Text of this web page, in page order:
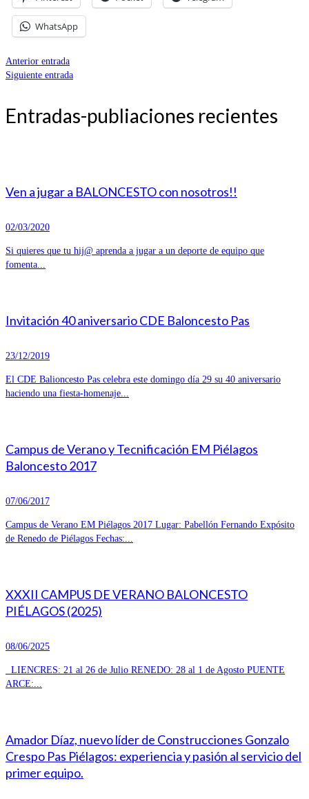
WhatsApp
Anterior entrada
Siguiente entrada
Entradas-publiaciones recientes
Ven a jugar a BALONCESTO con nosotros!!
02/03/2020
Si quieres que tu hij@ aprenda a jugar a un deporte de equipo que
fomenta...
Invitación 40 aniversario CDE Baloncesto Pas
23/12/2019
El CDE Balioncesto Pas celebra este domingo día 29 su 40 aniversario
haciendo una fiesta-homenaje...
Campus de Verano y Tecnificación EM Piélagos
Baloncesto 2017
07/06/2017
Campus de Verano EM Piélagos 2017 Lugar: Pabellón Fernando Expósito
de Renedo de Piélagos Fechas:...
XXXII CAMPUS DE VERANO BALONCESTO
PIÉLAGOS (2025)
08/06/2025
LIENCRES: 21 al 26 de Julio RENEDO: 28 al 1 de Agosto PUENTE
ARCE:...
Amador Díaz, nuevo líder de Construcciones Gonzalo
Crespo Pas Piélagos: experiencia y pasión al servicio del
primer equipo.